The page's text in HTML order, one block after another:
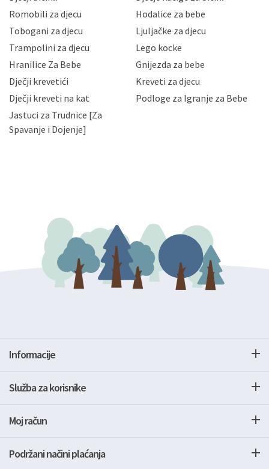
korisnika i posjetitelja web stranica, čuva povjerljivost
Vaših osobnih podataka te omogućava pristup i
priopćavanje osobnih podataka samo onim svojim
zaposlenicima kojima su isti potrebni radi provedbe
slučajevima koji su dozvoljeni zakonima. Napominjemo
da možete u svako doba, u potpunosti ili djelomice,
zatražiti prestanak aktivnosti obrade Vaših osobnih
podataka. Opoziv privole možete podnijeti poštom na
gore navedenu adresu ili e-mailom na adresu:
Romobili za djecu
Hodalice za bebe
Tobogani za djecu
Ljuljačke za djecu
Trampolini za djecu
Lego kocke
Hranilice Za Bebe
Gnijezda za bebe
Dječji krevetići
Kreveti za djecu
Dječji kreveti na kat
Podloge za Igranje za Bebe
Jastuci za Trudnice [Za
Spavanje i Dojenje]
Informacije
Služba za korisnike
Moj račun
Podržani načini plaćanja